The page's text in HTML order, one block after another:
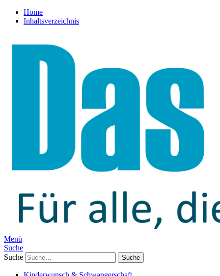
Home
Inhaltsverzeichnis
Menü
Suche
Suche